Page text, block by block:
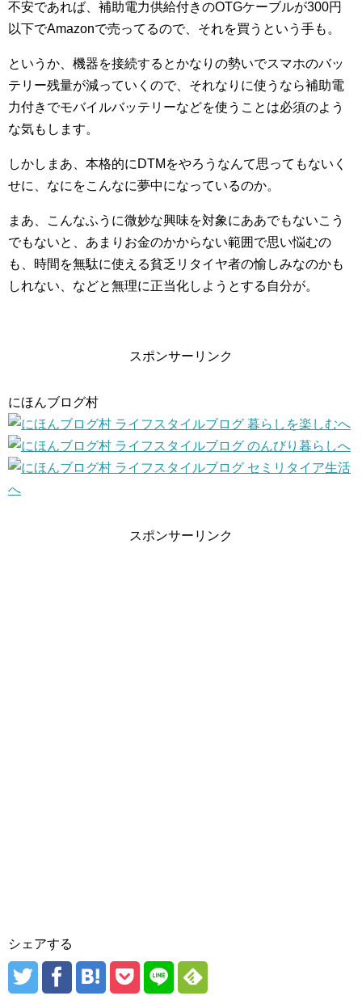
不安であれば、補助電力供給付きのOTGケーブルが300円
以下でAmazonで売ってるので、それを買うという手も。
というか、機器を接続するとかなりの勢いでスマホのバッ
テリー残量が減っていくので、それなりに使うなら補助電
力付きでモバイルバッテリーなどを使うことは必須のよう
な気もします。
しかしまあ、本格的にDTMをやろうなんて思ってもないく
せに、なにをこんなに夢中になっているのか。
まあ、こんなふうに微妙な興味を対象にああでもないこう
でもないと、あまりお金のかからない範囲で思い悩むの
も、時間を無駄に使える貧乏リタイヤ者の愉しみなのかも
しれない、などと無理に正当化しようとする自分が。
スポンサーリンク
にほんブログ村
スポンサーリンク
シェアする